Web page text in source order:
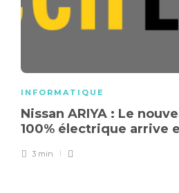
INFORMATIQUE
Nissan ARIYA : Le
100% électrique arrive
3 min